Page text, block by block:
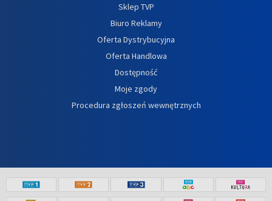
Sklep TVP
Biuro Reklamy
Oferta Dystrybucyjna
Oferta Handlowa
Dostępność
Moje zgody
Procedura zgłoszeń wewnętrznych